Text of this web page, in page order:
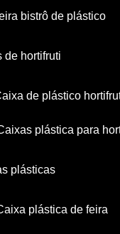
bistrô de plástico
de hortifruti
caixa de plástico
caixas plástica para
plásticas
caixa plástica de feira